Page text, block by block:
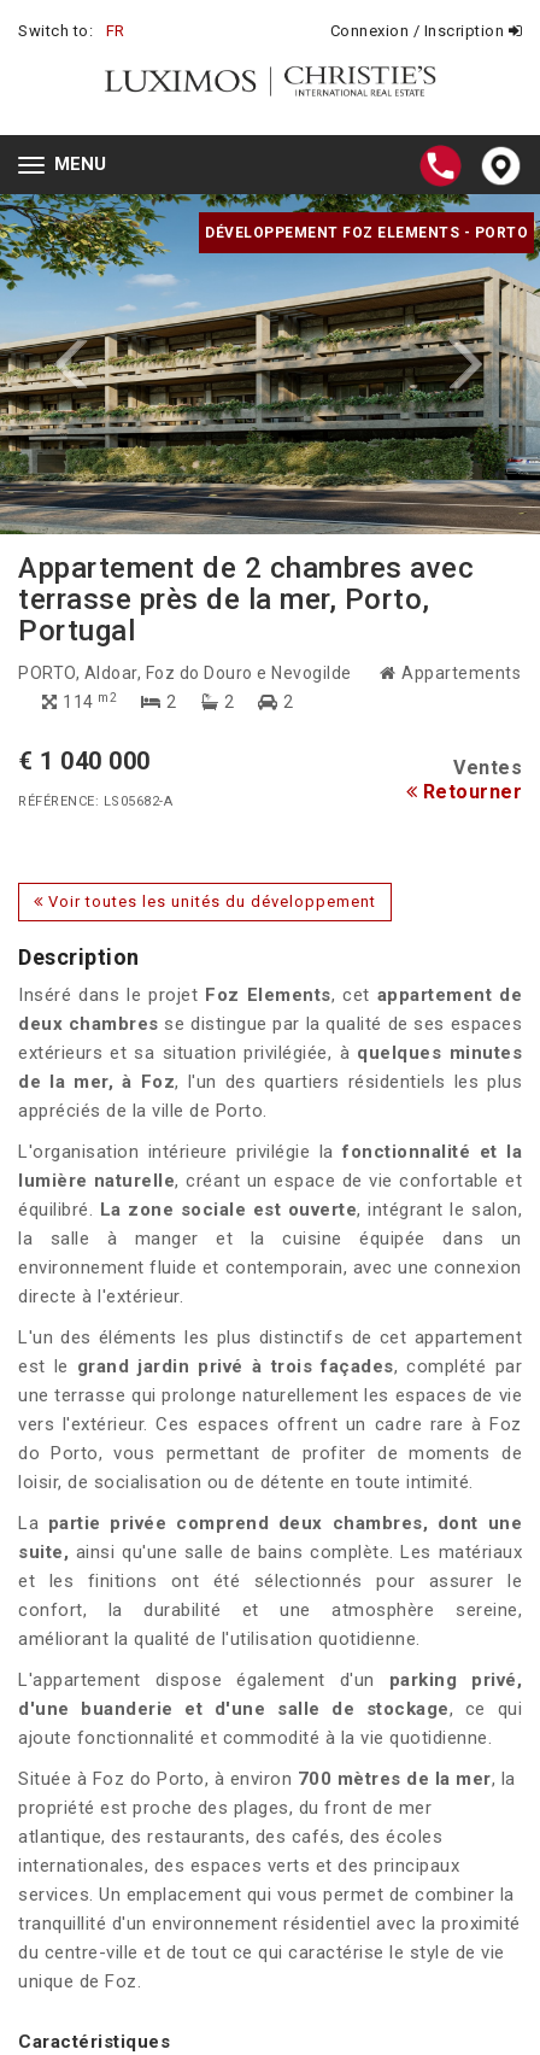
Switch to: FR Connexion / Inscription
Toggle
navigation
MENU
DÉVELOPPEMENT FOZ ELEMENTS - PORTO
Appartement de 2 chambres avec
terrasse près de la mer, Porto,
Portugal
PORTO, Aldoar, Foz do Douro e Nevogilde
Appartements
114 m2 2 2 2
€ 1 040 000 Ventes
RÉFÉRENCE: LS05682-A Retourner
Voir toutes les unités du développement
Description
Inséré dans le projet Foz Elements, cet appartement de
deux chambres se distingue par la qualité de ses espaces
extérieurs et sa situation privilégiée, à quelques minutes
de la mer, à Foz, l'un des quartiers résidentiels les plus
appréciés de la ville de Porto.
L'organisation intérieure privilégie lafonctionnalité et la
lumière naturelle, créant un espace de vie confortable et
équilibré. La zone sociale est ouverte, intégrant le salon,
la salle à manger et la cuisine équipée dans un
environnement fluide et contemporain, avec une connexion
directe à l'extérieur.
L'un des éléments les plus distinctifs de cet appartement
est le grand jardin privé à trois façades, complété par
une terrasse qui prolonge naturellement les espaces de vie
vers l'extérieur. Ces espaces offrent un cadre rare à Foz
do Porto, vous permettant de profiter de moments de
loisir, de socialisation ou de détente en toute intimité.
La partie privée comprend deux chambres, dont une
suite, ainsi qu'une salle de bains complète. Les matériaux
et les finitions ont été sélectionnés pour assurer le
confort, la durabilité et une atmosphère sereine,
améliorant la qualité de l'utilisation quotidienne.
L'appartement dispose également d'un parking privé,
d'une buanderie et d'une salle de stockage, ce qui
ajoute fonctionnalité et commodité à la vie quotidienne.
Située à Foz do Porto, à environ 700 mètres de la mer, la
propriété est proche des plages, du front de mer
atlantique, des restaurants, des cafés, des écoles
internationales, des espaces verts et des principaux
services. Un emplacement qui vous permet de combiner la
tranquillité d'un environnement résidentiel avec la proximité
du centre-ville et de tout ce qui caractérise le style de vie
unique de Foz.
Caractéristiques